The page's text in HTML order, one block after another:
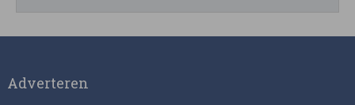
Adverteren